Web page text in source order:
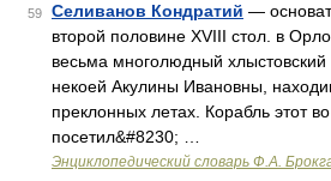
59 Селиванов Кондратий —
второй половине XVIII стол. в
весьма многолюдный
некоей Акулины Ивановны,
преклонных летах. Корабль этот
посетил&#8230; …
Энциклопедический словарь Ф.А.